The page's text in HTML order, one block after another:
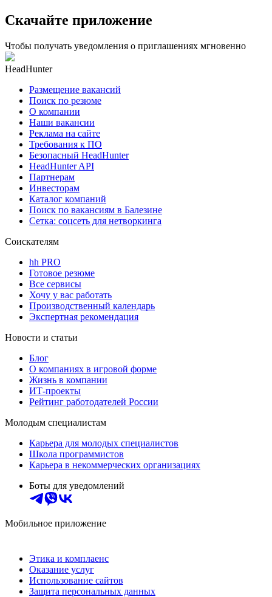
Скачайте приложение
Чтобы получать уведомления о приглашениях мгновенно
HeadHunter
Размещение вакансий
Поиск по резюме
О компании
Наши вакансии
Реклама на сайте
Требования к ПО
Безопасный HeadHunter
HeadHunter API
Партнерам
Инвесторам
Каталог компаний
Поиск по вакансиям в Балезине
Сетка: соцсеть для нетворкинга
Соискателям
hh PRO
Готовое резюме
Все сервисы
Хочу у вас работать
Производственный календарь
Экспертная рекомендация
Новости и статьи
Блог
О компаниях в игровой форме
Жизнь в компании
ИТ-проекты
Рейтинг работодателей России
Молодым специалистам
Карьера для молодых специалистов
Школа программистов
Карьера в некоммерческих организациях
Боты для уведомлений
Мобильное приложение
Этика и комплаенс
Оказание услуг
Использование сайтов
Защита персональных данных